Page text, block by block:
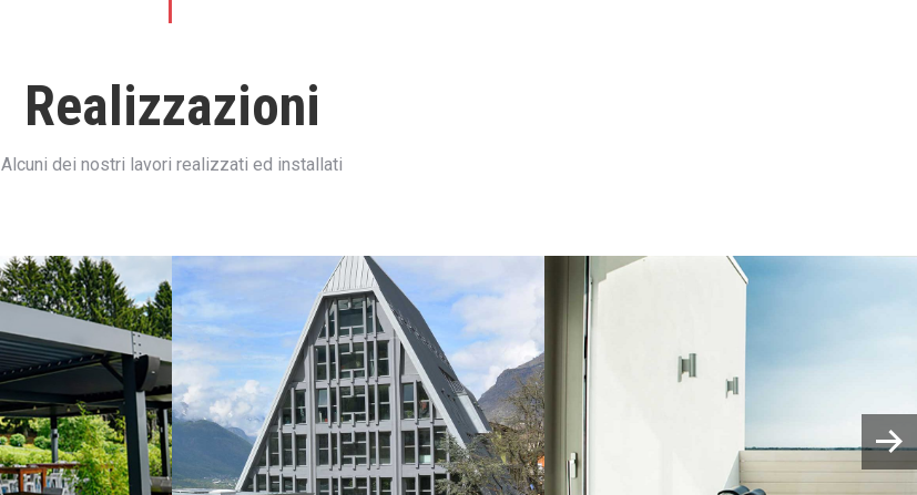
Realizzazioni
Alcuni dei nostri lavori realizzati ed installati